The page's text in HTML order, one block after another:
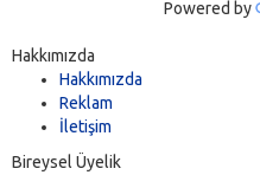
Powered by
Hakkımızda
Hakkımızda
Reklam
İletişim
Bireysel Üyelik